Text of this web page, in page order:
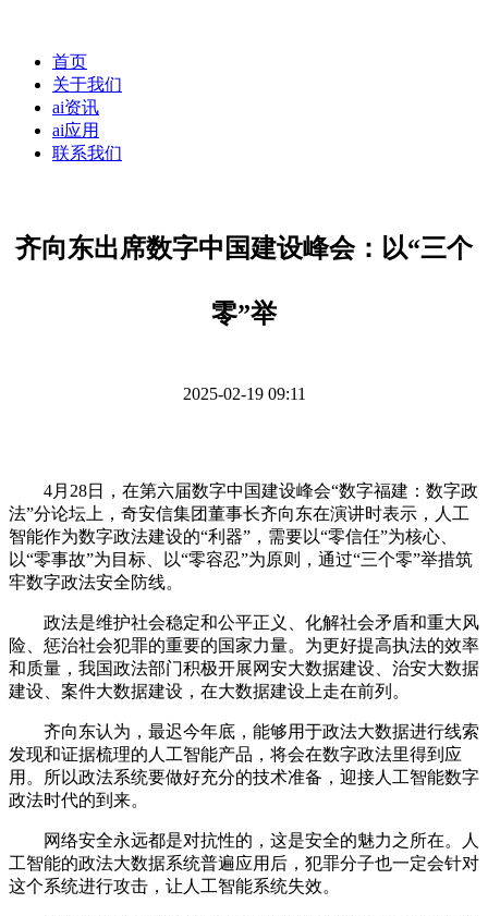
首页
关于我们
ai资讯
ai应用
联系我们
齐向东出席数字中国建设峰会：以“三个
零”举
2025-02-19 09:11
4月28日，在第六届数字中国建设峰会“数字福建：数字政
法”分论坛上，奇安信集团董事长齐向东在演讲时表示，人工
智能作为数字政法建设的“利器”，需要以“零信任”为核心、
以“零事故”为目标、以“零容忍”为原则，通过“三个零”举措筑
牢数字政法安全防线。
政法是维护社会稳定和公平正义、化解社会矛盾和重大风
险、惩治社会犯罪的重要的国家力量。为更好提高执法的效率
和质量，我国政法部门积极开展网安大数据建设、治安大数据
建设、案件大数据建设，在大数据建设上走在前列。
齐向东认为，最迟今年底，能够用于政法大数据进行线索
发现和证据梳理的人工智能产品，将会在数字政法里得到应
用。所以政法系统要做好充分的技术准备，迎接人工智能数字
政法时代的到来。
网络安全永远都是对抗性的，这是安全的魅力之所在。人
工智能的政法大数据系统普遍应用后，犯罪分子也一定会针对
这个系统进行攻击，让人工智能系统失效。